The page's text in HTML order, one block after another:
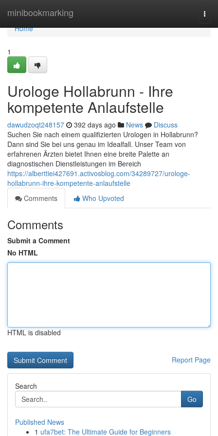
minibookmarking
Home
Home
1
Urologe Hollabrunn - Ihre
kompetente Anlaufstelle
dawudzoqt248157 392 days ago News
Discuss
Suchen Sie nach einem qualifizierten Urologen in Hollabrunn?
Dann sind Sie bei uns genau im Idealfall. Unser Team von
erfahrenen Ärzten bietet Ihnen eine breite Palette an
diagnostischen Dienstleistungen im Bereich
https://alberttiei427691.activosblog.com/34289727/urologe-
hollabrunn-ihre-kompetente-anlaufstelle
Comments
Who Upvoted
Comments
Submit a Comment
No HTML
HTML is disabled
Report Page
Search
Go
Published News
1 ufa7bet: The Ultimate Guide for Beginners